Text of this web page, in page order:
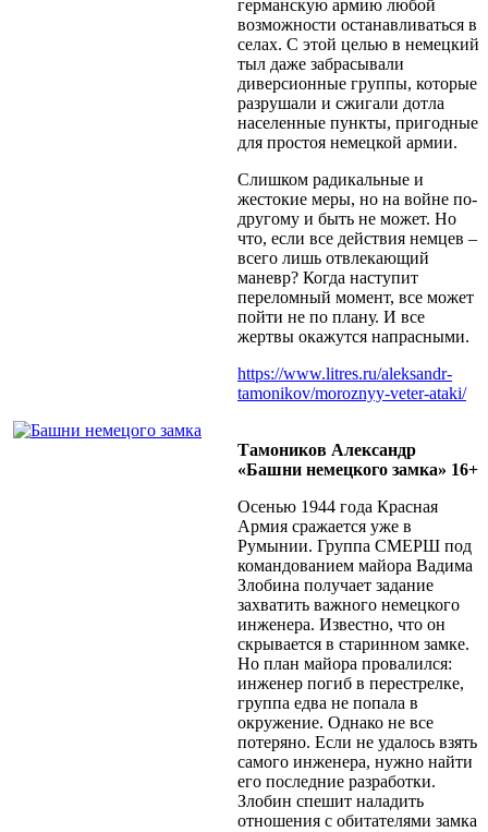
германскую армию любой
возможности останавливаться в
селах. С этой целью в немецкий
тыл даже забрасывали
диверсионные группы, которые
разрушали и сжигали дотла
населенные пункты, пригодные
для простоя немецкой армии.
Слишком радикальные и
жестокие меры, но на войне по-
другому и быть не может. Но
что, если все действия немцев –
всего лишь отвлекающий
маневр? Когда наступит
переломный момент, все может
пойти не по плану. И все
жертвы окажутся напрасными.
https://www.litres.ru/aleksandr-
tamonikov/moroznyy-veter-ataki/
Тамоников Александр
«Башни немецкого замка» 16+
Осенью 1944 года Красная
Армия сражается уже в
Румынии. Группа СМЕРШ под
командованием майора Вадима
Злобина получает задание
захватить важного немецкого
инженера. Известно, что он
скрывается в старинном замке.
Но план майора провалился:
инженер погиб в перестрелке,
группа едва не попала в
окружение. Однако не все
потеряно. Если не удалось взять
самого инженера, нужно найти
его последние разработки.
Злобин спешит наладить
отношения с обитателями замка